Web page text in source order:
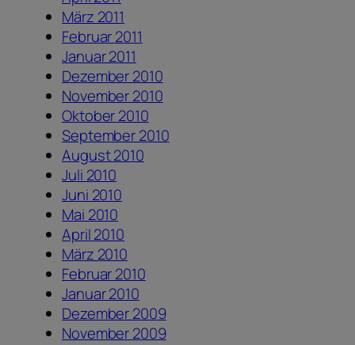
März 2011
Februar 2011
Januar 2011
Dezember 2010
November 2010
Oktober 2010
September 2010
August 2010
Juli 2010
Juni 2010
Mai 2010
April 2010
März 2010
Februar 2010
Januar 2010
Dezember 2009
November 2009